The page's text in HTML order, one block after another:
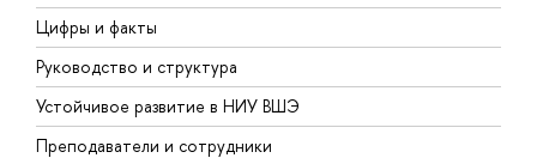
Цифры и факты
Руководство и структура
Устойчивое развитие в НИУ ВШЭ
Преподаватели и сотрудники